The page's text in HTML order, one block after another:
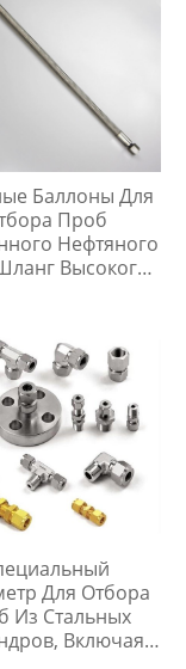
Баллоны Для
Проб
Нефтяного
Высокого
Для Отбора
Из Стальных
Включая